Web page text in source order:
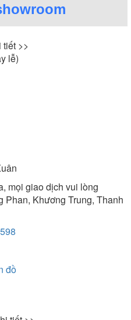
tiết >>
lễ)
Phan, Khương Trung, Thanh
đồ